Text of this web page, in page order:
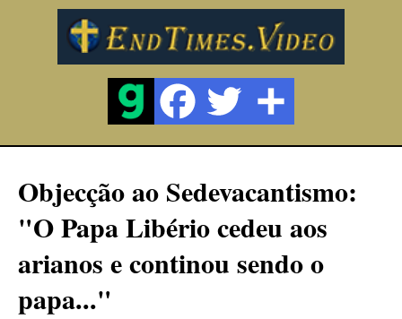
Objecção ao Sedevacantismo:
"O Papa Libério cedeu aos
arianos e continou sendo o
papa..."